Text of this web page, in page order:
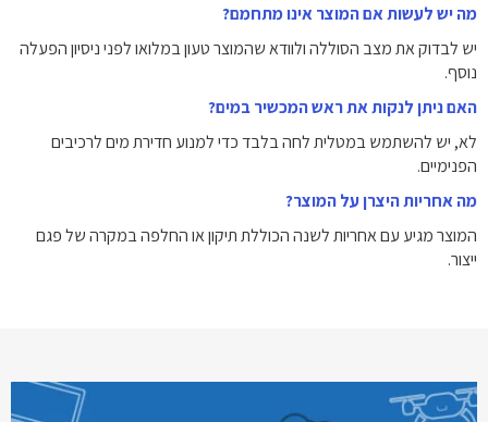
מה יש לעשות אם המוצר אינו מתחמם?
יש לבדוק את מצב הסוללה ולוודא שהמוצר טעון במלואו לפני ניסיון הפעלה
נוסף.
האם ניתן לנקות את ראש המכשיר במים?
לא, יש להשתמש במטלית לחה בלבד כדי למנוע חדירת מים לרכיבים
הפנימיים.
מה אחריות היצרן על המוצר?
המוצר מגיע עם אחריות לשנה הכוללת תיקון או החלפה במקרה של פגם
ייצור.